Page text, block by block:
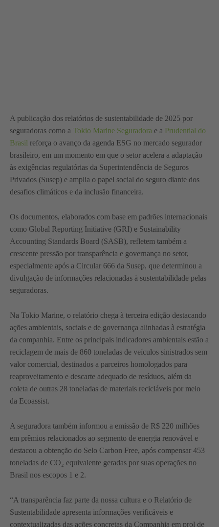
A publicação dos relatórios de sustentabilidade de 2025 por
seguradoras como a Tokio Marine Seguradora e a Prudential do
Brasil reforça o avanço da agenda ESG no mercado segurador
brasileiro, em um momento em que o setor acelera a adaptação
às exigências regulatórias da Superintendência de Seguros
Privados (Susep) e amplia o papel social do seguro diante dos
desafios climáticos e da inclusão financeira.
Os documentos, elaborados com base em padrões internacionais
como Global Reporting Initiative (GRI) e Sustainability
Accounting Standards Board (SASB), refletem também a
crescente pressão por transparência e governança no setor,
especialmente após a Circular 666 da Susep, que determinou a
divulgação de informações relacionadas à sustentabilidade pelas
seguradoras.
Na Tokio Marine, o relatório chega à terceira edição destacando
ações ambientais, sociais e de governança alinhadas à estratégia
da companhia. Entre os principais indicadores ambientais estão a
reciclagem de mais de 860 toneladas de veículos sinistrados sem
valor comercial, destinados a parceiros homologados para
reaproveitamento e descarte adequado de resíduos, além da
coleta de outras 28 toneladas de materiais recicláveis por meio
da Ecoassist.
A seguradora também informou a emissão de R$ 220 milhões
em prêmios relacionados ao segmento de energia renovável e
destacou a obtenção do Selo Carbon Free, após compensar 453
toneladas de CO₂ equivalente geradas por suas operações no
Brasil nos escopos 1 e 2.
“A transparência faz parte da nossa cultura e o Relatório de
Sustentabilidade apresenta informações verificáveis e
contextualizadas das ações concretas da Companhia em prol de